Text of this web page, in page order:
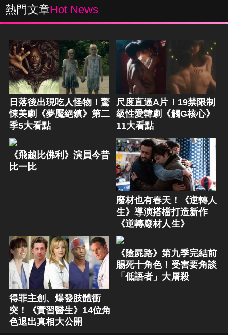
熱門文章Hot News
日落後出現吃人怪物！驚
悚美劇《夢魘絕鎮》第二
季5大看點
尺度直逼A片！19禁限制
級性愛韓劇《觸G核心》
11大看點
《飛越比佛利》演員今昔
比一比
廢材也有春天！《逆轉人
生》導演搭檔打造新作
《逆轉廢材人生》
得罪主創、爆發肢體衝
突！《實習醫生》14位角
色退出真相大公開
《陰屍路》第九季完結前
賜死十角色！受害要角談
「低語者」大屠殺